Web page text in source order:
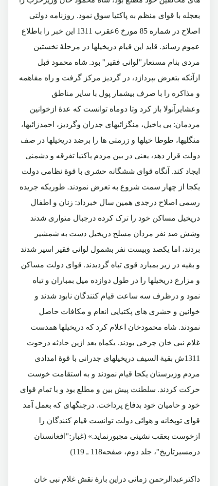
بعجله با قوای منظم به پاکتیا سوق نمود. روزنامه دولتی
اصلاح در شماره 85 مورخ 6عقرب 1311 این خبر را باطلاع
عموم رساند. قاید این قیام دریخیلها در مرحلۀ نخستین
مردی بنام مستعار"لوانی فقیر" بود. شاه محمود قبل
ازآنکه بتعرض بپردازد، در گردیز مرکز گرفت و راه مفاهمه
و مذاکره را با صرف بیشمار پول با سایر مناطق
وعشایرآنولا باز کرد وتا دوماه توانست که عدۀ ازخوانین
مردمان: بی باخیل، منگزائیهای جدران وگردیز، احمدزائیها،
منگلیها، طوطا خیلها و زرمتی ها را برضد دریخیلها در صف
دولت قرار دهد، یعنی در بین مردم پاکتیا تفرقه و دشمنی
ایجاد کند. آنگاه قوای ششگانه حشری با قوۀ نظامی دولت
یکجا از چهار سمت شروع به تعرض نمودند. طوریکه جریده
رسمی اصلاح درجدی همین سال خبرداد: زنان و اطفال
دریخیل مساکن خود را ترک کرده درجبال متواری شدند
وشش صد نفر مردان مسلح دریخیل دست به شمشیر
بردند، اما یکصد وبیست نفر بشمول لوانی فقیر اسیر شدند
و بقیه در زیر بمبارد قوی تباه گردیدند. قوای دولت مساکن
و مزارع دریخیلها را در طول دوازده میل بمباران و تباه
نمود و درظرف سه ساعت قیام کنندگان نابود شدند و
خوانین و حشری های پکتیایی انعام و مکافات حاصل
نمودند. شاه محمودخان اعلام کرد که دریخیلها همدست
غلام نبی خان چرخی بودند. یکماه بعد ازین حادثه درحوت
1311ش بقیة السیف دریخیلهای جدرانی با قوۀ امدادی
مردم وزیرستان یکجا قیام نمودند و به استقامت خوست
حرکت کردند. سلطنت پیش بین و مطلع بود و با تمام قوای
خود و حامیان خود بدفاع پرداخت. درجنگهای که بعمل آمد
قوای توپخانه و هوائی دولت توانست قیام کنندگان را
ازخوست بعقب نشینی مجبورنماید.» (غبار:"افغانستان
درمسیرتاریخ"، جلد دوم، صفحه118 ـ 119)
داکترعبدالرحمن زمانی دراین بارۀ نقش غلام نبی خان